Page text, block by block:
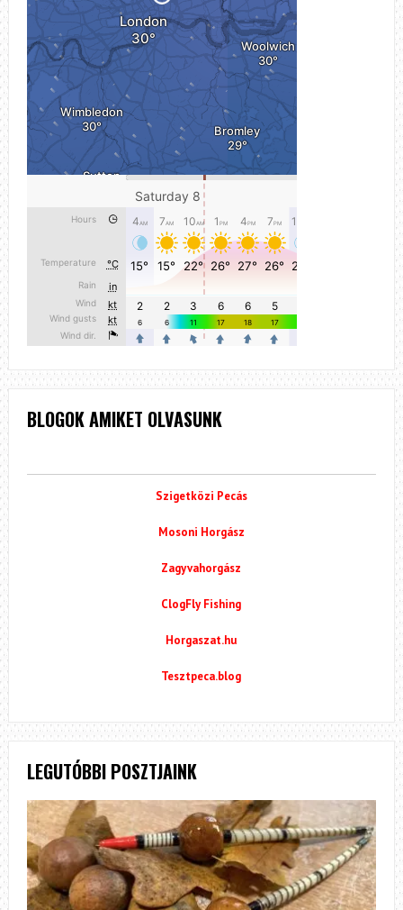
BLOGOK AMIKET OLVASUNK
Szigetközi Pecás
Mosoni Horgász
Zagyvahorgász
ClogFly Fishing
Horgaszat.hu
Tesztpeca.blog
LEGUTÓBBI POSZTJAINK